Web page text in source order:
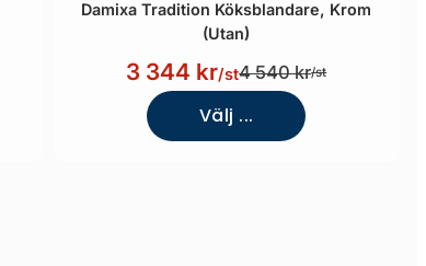
Damixa Tradition Köksblandare, Krom
(Utan)
3 344 kr/st4 540 kr/st
Välj ...